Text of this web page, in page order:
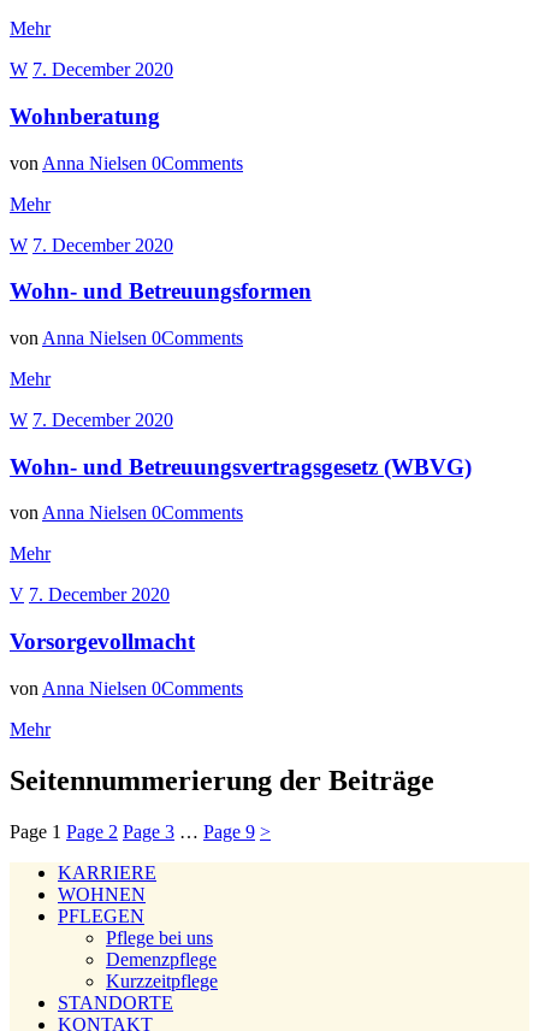
Mehr
W 7. December 2020
Wohnberatung
von Anna Nielsen 0Comments
Mehr
W 7. December 2020
Wohn- und Betreuungsformen
von Anna Nielsen 0Comments
Mehr
W 7. December 2020
Wohn- und Betreuungsvertragsgesetz (WBVG)
vonAnna Nielsen 0Comments
Mehr
V 7. December 2020
Vorsorgevollmacht
von Anna Nielsen 0Comments
Mehr
Seitennummerierung der Beiträge
Page 1 Page 2 Page 3 … Page 9 >
KARRIERE
WOHNEN
PFLEGEN
Pflege bei uns
Demenzpflege
Kurzzeitpflege
STANDORTE
KONTAKT